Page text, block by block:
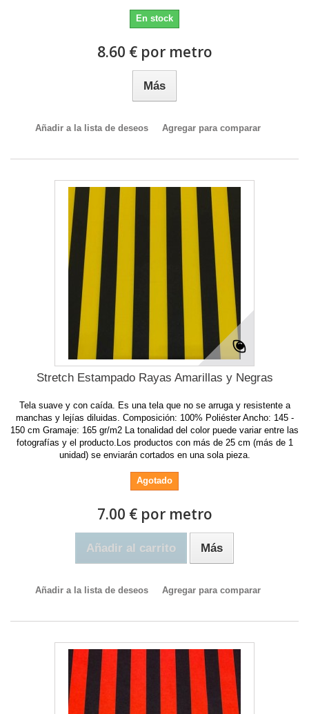
En stock
8.60 € por metro
Más
Añadir a la lista de deseos Agregar para comparar
Stretch Estampado Rayas Amarillas y Negras
Tela suave y con caída. Es una tela que no se arruga y resistente a
manchas y lejías diluidas. Composición: 100% Poliéster Ancho: 145 -
150 cm Gramaje: 165 gr/m2 La tonalidad del color puede variar entre las
fotografías y el producto.Los productos con más de 25 cm (más de 1
unidad) se enviarán cortados en una sola pieza.
Agotado
7.00 € por metro
Añadir al carrito Más
Añadir a la lista de deseos Agregar para comparar